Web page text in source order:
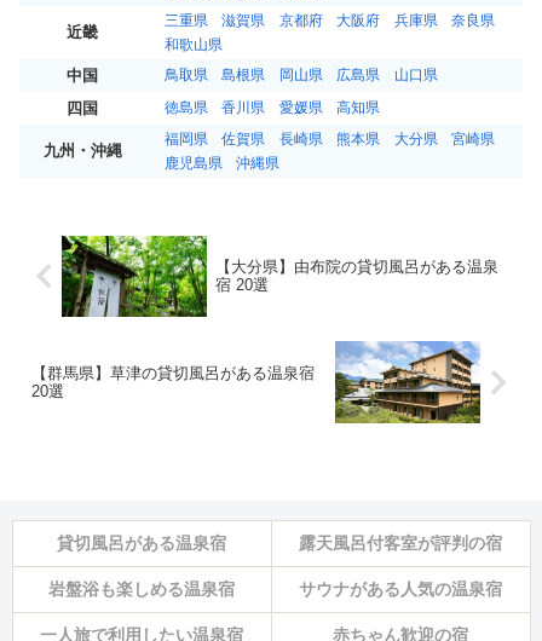
近畿
三重県 滋賀県 京都府 大阪府 兵庫県
奈良県
和歌山県
中国 鳥取県 島根県 岡山県 広島県 山口県
四国 徳島県 香川県 愛媛県 高知県
九州・沖縄
福岡県 佐賀県 長崎県 熊本県 大分県
宮崎県
鹿児島県
沖縄県
【大分県】由布院の貸切風呂がある温泉
宿 20選
【群馬県】草津の貸切風呂がある温泉宿
20選
貸切風呂がある温泉宿 露天風呂付客室が評判の宿
岩盤浴も楽しめる温泉宿 サウナがある人気の温泉宿
一人旅で利用したい温泉宿 赤ちゃん歓迎の宿